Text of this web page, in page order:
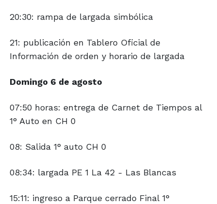
20:30: rampa de largada simbólica
21: publicación en Tablero Oficial de
Información de orden y horario de largada
Domingo 6 de agosto
07:50 horas: entrega de Carnet de Tiempos al
1° Auto en CH 0
08: Salida 1° auto CH 0
08:34: largada PE 1 La 42 - Las Blancas
15:11: ingreso a Parque cerrado Final 1°